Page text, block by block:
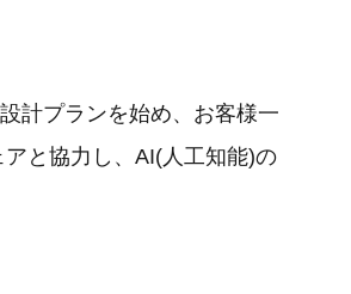
計プランを始め、お客様一
と協力し、AI(人工知能)の